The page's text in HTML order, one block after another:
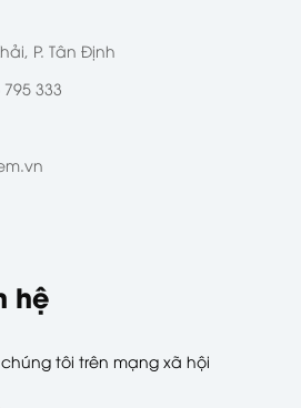
P. Tân Định
333
hệ
tôi trên mạng xã hội